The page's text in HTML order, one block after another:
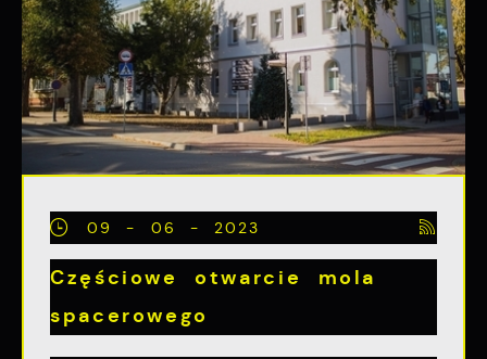
09 - 06 - 2023
Częściowe otwarcie mola
spacerowego